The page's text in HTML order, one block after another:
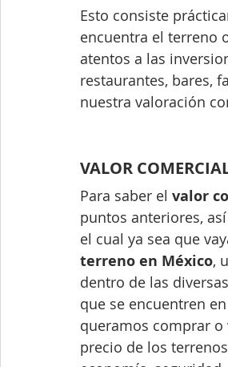
Esto consiste
encuentra el terreno
atentos a las
restaurantes, bares,
nuestra valoración
VALOR
Para saber el valor
puntos anteriores,
el cual ya sea que
terreno en México,
dentro de las
que se encuentren
queramos comprar o
precio de los